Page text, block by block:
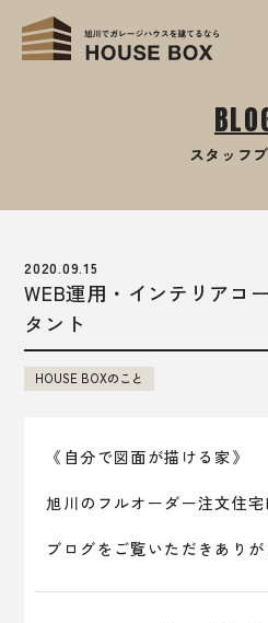
スタッフ
2020.09.15
WEB運用・インテリアコ
タント
HOUSE BOXのこと
《自分で図面が描ける家》
旭川のフルオーダー注文住
ブログをご覧いただきあり